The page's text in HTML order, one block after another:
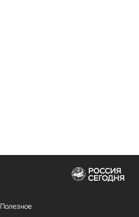
Полезное